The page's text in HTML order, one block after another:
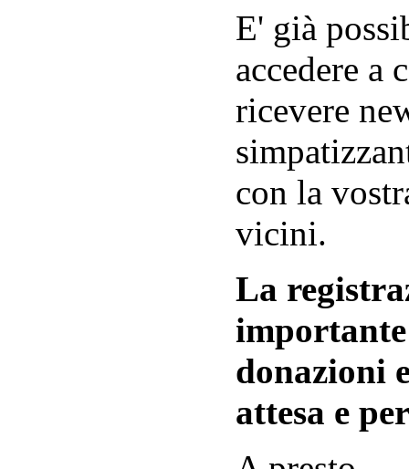
E' già
accedere a
ricevere
con la
vicini.
La
donazioni
attesa e